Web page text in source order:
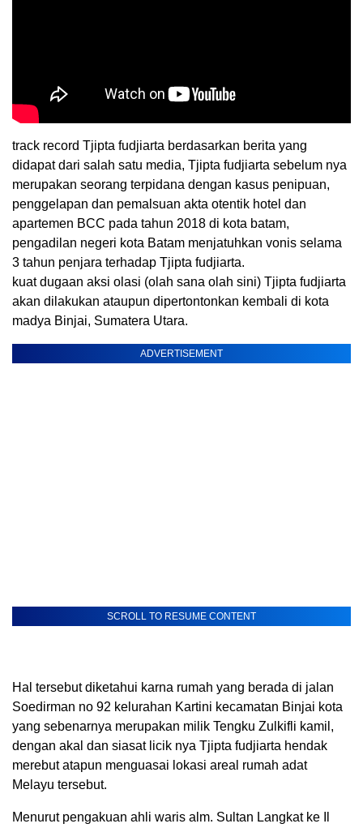
track record Tjipta fudjiarta berdasarkan berita yang
didapat dari salah satu media, Tjipta fudjiarta sebelum nya
merupakan seorang terpidana dengan kasus penipuan,
penggelapan dan pemalsuan akta otentik hotel dan
apartemen BCC pada tahun 2018 di kota batam,
pengadilan negeri kota Batam menjatuhkan vonis selama
3 tahun penjara terhadap Tjipta fudjiarta.
kuat dugaan aksi olasi (olah sana olah sini) Tjipta fudjiarta
akan dilakukan ataupun dipertontonkan kembali di kota
madya Binjai, Sumatera Utara.
ADVERTISEMENT
SCROLL TO RESUME CONTENT
Hal tersebut diketahui karna rumah yang berada di jalan
Soedirman no 92 kelurahan Kartini kecamatan Binjai kota
yang sebenarnya merupakan milik Tengku Zulkifli kamil,
dengan akal dan siasat licik nya Tjipta fudjiarta hendak
merebut atapun menguasai lokasi areal rumah adat
Melayu tersebut.
Menurut pengakuan ahli waris alm. Sultan Langkat ke Il